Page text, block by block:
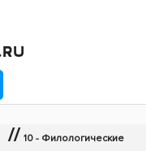
// 10 - Филологические